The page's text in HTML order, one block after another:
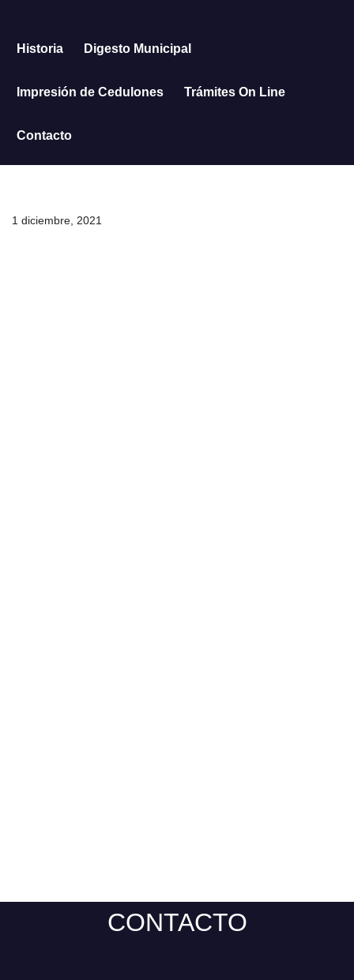
Saltar
Historia Digesto Municipal
Impresión de Cedulones Trámites On Line
Contacto
1 diciembre, 2021
CONTACTO